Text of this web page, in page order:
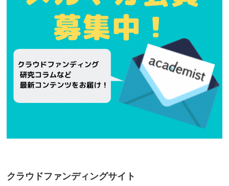
クラウドファンディングサイト